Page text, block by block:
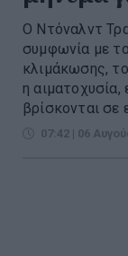
Ο Ντόναλντ
συμφωνία με
κλιμάκωσης,
η
βρίσκονται σε
07:42 | 06